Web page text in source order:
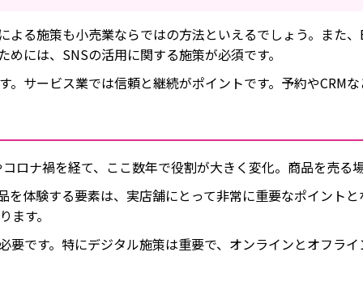
る施策も小売業ならではの方法といえるでしょう。また
には、SNSの活用に関する施策が必須です。
サービス業では信頼と継続がポイントです。予約やCRM
ロナ禍を経て、ここ数年で役割が大きく変化。商品を売る
体験する要素は、実店舗にとって非常に重要なポイント
す。
です。特にデジタル施策は重要で、オンラインとオフラ